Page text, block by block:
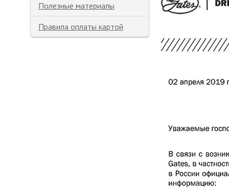
Полезные материалы
Правила оплаты картой